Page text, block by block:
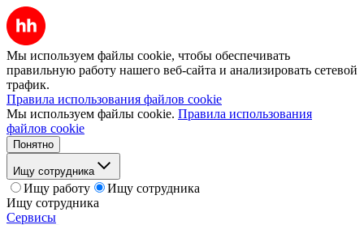
Мы используем файлы cookie, чтобы обеспечивать
правильную работу нашего веб-сайта и анализировать сетевой
трафик.
Правила использования файлов cookie
Мы используем файлы cookie. Правила использования
файлов cookie
Понятно
Ищу сотрудника
Ищу работу
Ищу сотрудника
Ищу сотрудника
Сервисы